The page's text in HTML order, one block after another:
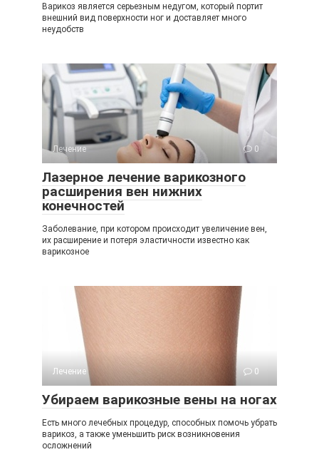
Варикоз является серьезным недугом, который портит
внешний вид поверхности ног и доставляет много
неудобств
Лечение 0
Лазерное лечение варикозного
расширения вен нижних
конечностей
Заболевание, при котором происходит увеличение вен,
их расширение и потеря эластичности известно как
варикозное
Лечение 0
Убираем варикозные вены на ногах
Есть много лечебных процедур, способных помочь убрать
варикоз, а также уменьшить риск возникновения
осложнений